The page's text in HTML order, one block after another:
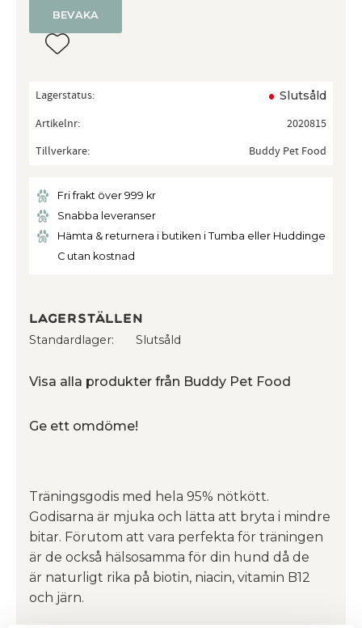
Lägg till i favoriter
BEVAKA
Lagerstatus Slutsåld
Artikelnr
2020815
Tillverkare
Buddy Pet Food
Fri frakt över 999 kr
Snabba leveranser
Hämta & returnera i butiken i Tumba eller Huddinge
C utan kostnad
Lagerställen
Standardlager Slutsåld
Visa alla produkter från Buddy Pet Food
Ge ett omdöme!
Träningsgodis med hela 95% nötkött.
Godisarna är mjuka och lätta att bryta i mindre
bitar. Förutom att vara perfekta för träningen
är de också hälsosamma för din hund då de
är naturligt rika på biotin, niacin, vitamin B12
och järn.